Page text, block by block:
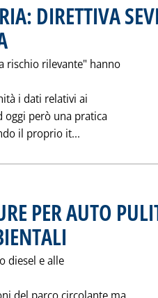
DIRETTIVA
rischio rilevante" hanno
i dati relativi ai
però una pratica
il proprio it... Leggi tutta la
PER AUTO
diesel e alle